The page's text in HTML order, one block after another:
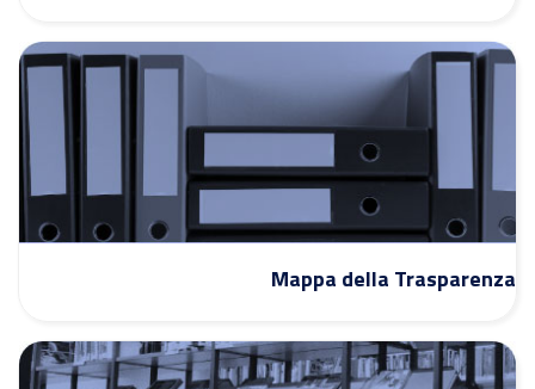
Mappa della Trasparenza